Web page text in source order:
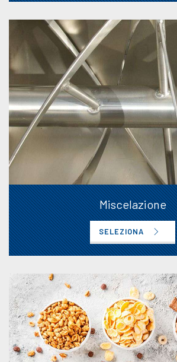
Miscelazione
SELEZIONA